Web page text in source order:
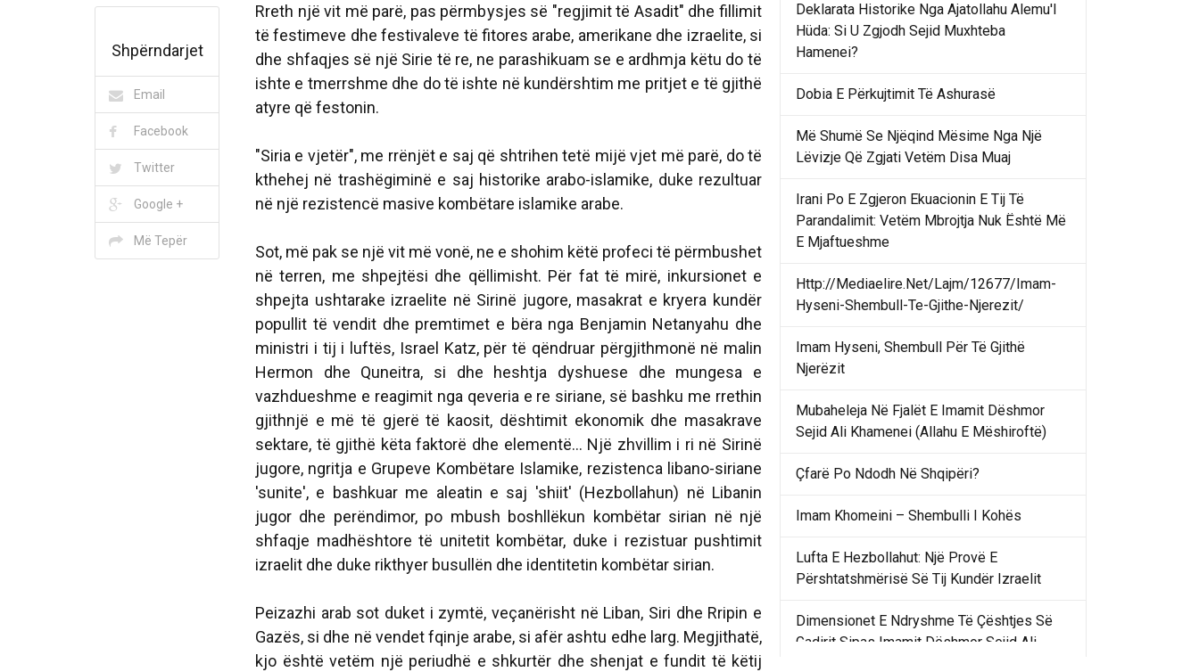
Shpërndarjet
Email
Facebook
Twitter
Google +
Më Tepër
Rreth një vit më parë, pas përmbysjes së "regjimit të Asadit" dhe fillimit
të festimeve dhe festivaleve të fitores arabe, amerikane dhe izraelite, si
dhe shfaqjes së një Sirie të re, ne parashikuam se e ardhmja këtu do të
ishte e tmerrshme dhe do të ishte në kundërshtim me pritjet e të gjithë
atyre që festonin.
"Siria e vjetër", me rrënjët e saj që shtrihen tetë mijë vjet më parë, do të
kthehej në trashëgiminë e saj historike arabo-islamike, duke rezultuar
në një rezistencë masive kombëtare islamike arabe.
Sot, më pak se një vit më vonë, ne e shohim këtë profeci të përmbushet
në terren, me shpejtësi dhe qëllimisht. Për fat të mirë, inkursionet e
shpejta ushtarake izraelite në Sirinë jugore, masakrat e kryera kundër
popullit të vendit dhe premtimet e bëra nga Benjamin Netanyahu dhe
ministri i tij i luftës, Israel Katz, për të qëndruar përgjithmonë në malin
Hermon dhe Quneitra, si dhe heshtja dyshuese dhe mungesa e
vazhdueshme e reagimit nga qeveria e re siriane, së bashku me rrethin
gjithnjë e më të gjerë të kaosit, dështimit ekonomik dhe masakrave
sektare, të gjithë këta faktorë dhe elementë... Një zhvillim i ri në Sirinë
jugore, ngritja e Grupeve Kombëtare Islamike, rezistenca libano-siriane
'sunite', e bashkuar me aleatin e saj 'shiit' (Hezbollahun) në Libanin
jugor dhe perëndimor, po mbush boshllëkun kombëtar sirian në një
shfaqje madhështore të unitetit kombëtar, duke i rezistuar pushtimit
izraelit dhe duke rikthyer busullën dhe identitetin kombëtar sirian.
Peizazhi arab sot duket i zymtë, veçanërisht në Liban, Siri dhe Rripin e
Gazës, si dhe në vendet fqinje arabe, si afër ashtu edhe larg. Megjithatë,
kjo është vetëm një periudhë e shkurtër dhe shenjat e fundit të këtij
Deklarata Historike Nga Ajatollahu Alemu'l
Hüda: Si U Zgjodh Sejid Muxhteba
Hamenei?
Dobia E Përkujtimit Të Ashurasë
Më Shumë Se Njëqind Mësime Nga Një
Lëvizje Që Zgjati Vetëm Disa Muaj
Irani Po E Zgjeron Ekuacionin E Tij Të
Parandalimit: Vetëm Mbrojtja Nuk Është Më
E Mjaftueshme
Http://Mediaelire.Net/Lajm/12677/Imam-
Hyseni-Shembull-Te-Gjithe-Njerezit/
Imam Hyseni, Shembull Për Të Gjithë
Njerëzit
Mubaheleja Në Fjalët E Imamit Dëshmor
Sejid Ali Khamenei (Allahu E Mëshiroftë)
Çfarë Po Ndodh Në Shqipëri?
Imam Khomeini – Shembulli I Kohës
Lufta E Hezbollahut: Një Provë E
Përshtatshmërisë Së Tij Kundër Izraelit
Dimensionet E Ndryshme Të Çështjes Së
Gadirit Sipas Imamit Dëshmor Sejid Ali